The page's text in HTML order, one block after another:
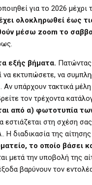
για το 2026
ολοκληρωθεί έως
μέσω zoom το
εξής βήματα.
να εκτυπώσετε, να
. Αν υπάρχουν τακτικά
τον τρέχοντα
από α) φωτοτυπία
εστιάζεται στη σχέση
διαδικασία της
το οποίο βάσει
μετά την υποβολή της
βαρύνουν τον